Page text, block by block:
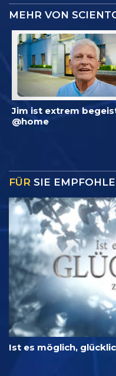
MEHR VON
Jim ist extrem
@home
FÜR SIE
Ist es möglich,